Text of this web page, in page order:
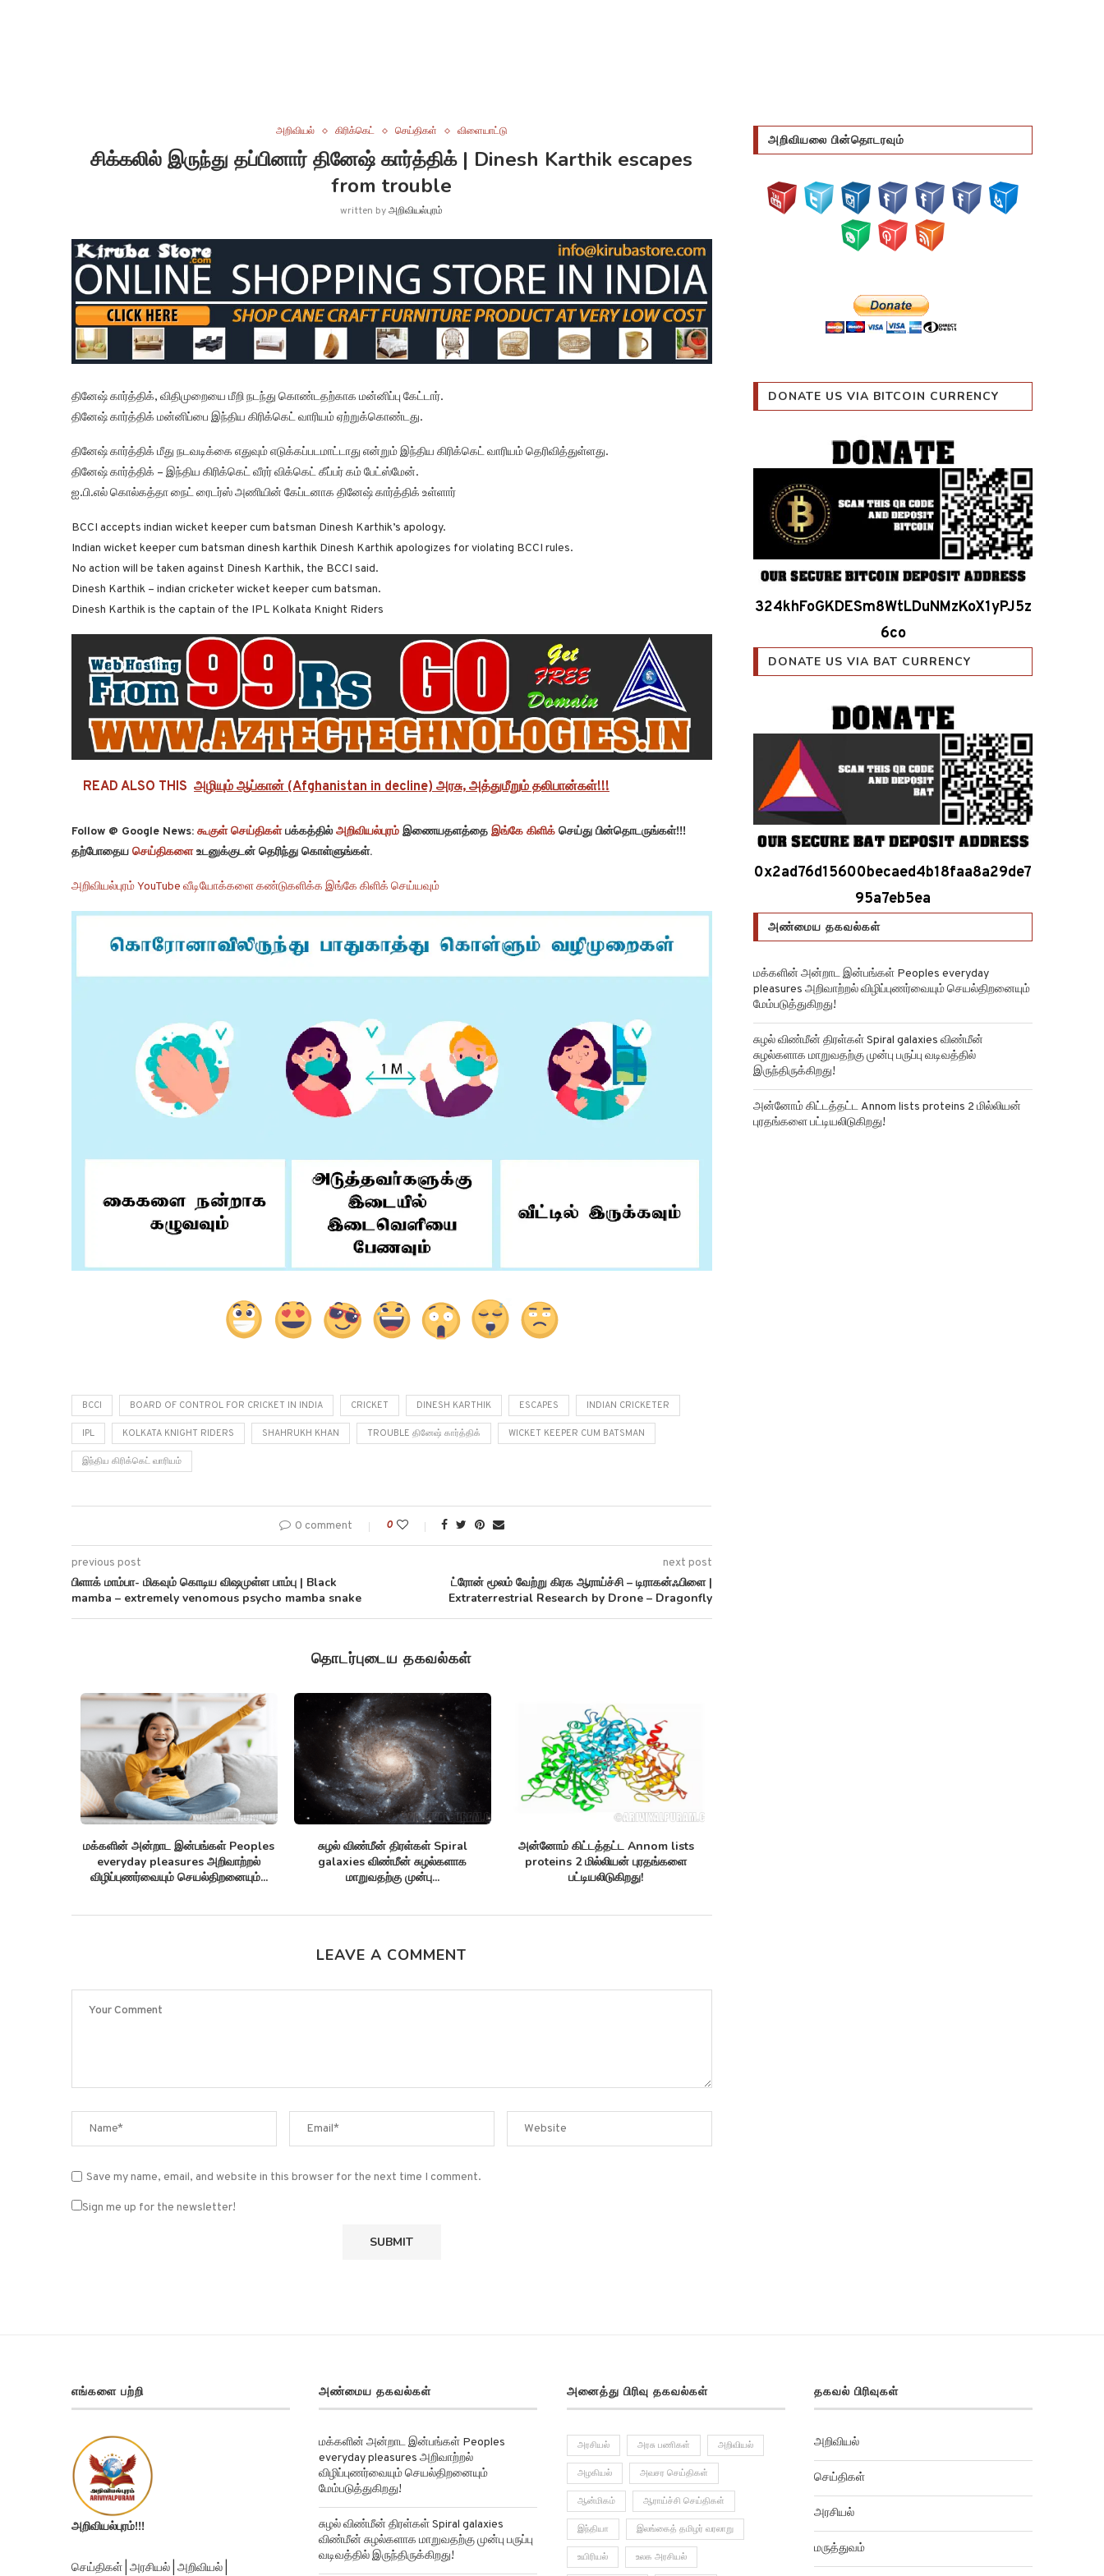
அறிவியல் கிரிக்கெட் செய்திகள் விளையாட்டு
சிக்கலில் இருந்து தப்பினார் தினேஷ் கார்த்திக் | Dinesh Karthik escapes
from trouble
written byஅறிவியல்புரம்
தினேஷ் கார்த்திக், விதிமுறையை மீறி நடந்து கொண்டதற்காக மன்னிப்பு கேட்டார்.
தினேஷ் கார்த்திக் மன்னிப்பை இந்திய கிரிக்கெட் வாரியம் ஏற்றுக்கொண்டது.
தினேஷ் கார்த்திக் மீது நடவடிக்கை எதுவும் எடுக்கப்படமாட்டாது என்றும் இந்திய கிரிக்கெட் வாரியம் தெரிவித்துள்ளது.
தினேஷ் கார்த்திக் – இந்திய கிரிக்கெட் வீரர் விக்கெட் கீப்பர் கம் பேட்ஸ்மேன்.
ஐ.பி.எல் கொல்கத்தா நைட் ரைடர்ஸ் அணியின் கேப்டனாக தினேஷ் கார்த்திக் உள்ளார்
BCCI accepts indian wicket keeper cum batsman Dinesh Karthik’s apology.
Indian wicket keeper cum batsman dinesh karthik Dinesh Karthik apologizes for violating BCCI rules.
No action will be taken against Dinesh Karthik, the BCCI said.
Dinesh Karthik – indian cricketer wicket keeper cum batsman.
Dinesh Karthik is the captain of the IPL Kolkata Knight Riders
READ ALSO THIS அழியும் ஆப்கான் (Afghanistan in decline) அரசு, அத்துமீறும் தலிபான்கள்!!!
Follow @ Google News: கூகுள் செய்திகள்பக்கத்தில் அறிவியல்புரம் இணையதளத்தை இங்கே கிளிக் செய்து பின்தொடருங்கள்!!!
தற்போதைய செய்திகளைஉடனுக்குடன் தெரிந்து கொள்ளுங்கள்.
அறிவியல்புரம் YouTube வீடியோக்களை கண்டுகளிக்க இங்கே கிளிக் செய்யவும்
BCCI BOARD OF CONTROL FOR CRICKET IN INDIA CRICKET DINESH KARTHIK ESCAPES INDIAN CRICKETER
IPL KOLKATA KNIGHT RIDERS SHAHRUKH KHAN TROUBLE தினேஷ் கார்த்திக் WICKET KEEPER CUM BATSMAN
இந்திய கிரிக்கெட் வாரியம்
0 comment 0
previous post
பிளாக் மாம்பா- மிகவும் கொடிய விஷமுள்ள பாம்பு | Black
mamba – extremely venomous psycho mamba snake
next post
ட்ரோன் மூலம் வேற்று கிரக ஆராய்ச்சி – டிராகன்ஃபிளை |
Extraterrestrial Research by Drone – Dragonfly
தொடர்புடைய தகவல்கள்
ஒரு தொலைத்தொடர்பு கேபிள் Monitor
arctic sea ice ஆர்க்டிக்கில் கடல்...
செயற்கை நுண்ணுயிர் எதிர்ப்பிகள்
Synthetic antibiotics மருந்து-எதிர்ப்பு
சூப்பர்பக்குகளுக்கு எதிராக
செவ்வாய் கிரகத்தில் சாத்தியமான
Climate patterns on mars பருவ
காலநிலை...
அறிவியலை பின்தொடரவும்
DONATE US VIA BITCOIN CURRENCY
324khFoGKDESm8WtLDuNMzKoX1yPJ5z
6co
DONATE US VIA BAT CURRENCY
0x2ad76d15600becaed4b18faa8a29de7
95a7eb5ea
அண்மைய தகவல்கள்
மக்களின் அன்றாட இன்பங்கள் Peoples everyday
pleasures அறிவாற்றல் விழிப்புணர்வையும் செயல்திறனையும்
மேம்படுத்துகிறது!
சுழல் விண்மீன் திரள்கள் Spiral galaxies விண்மீன்
சுழல்களாக மாறுவதற்கு முன்பு பருப்பு வடிவத்தில்
இருந்திருக்கிறது!
அன்னோம் கிட்டத்தட்ட Annom lists proteins 2 மில்லியன்
புரதங்களை பட்டியலிடுகிறது!
எங்களை பற்றி அண்மைய தகவல்கள்
மக்களின் அன்றாட இன்பங்கள் Peoples
everyday pleasures அறிவாற்றல்
விழிப்புணர்வையும் செயல்திறனையும்
மேம்படுத்துகிறது!
சுழல் விண்மீன் திரள்கள் Spiral galaxies
விண்மீன் சுழல்களாக மாறுவதற்கு முன்பு பருப்பு
வடிவத்தில் இருந்திருக்கிறது!
அனைத்து பிரிவு தகவல்கள்
அரசியல் அரசு பணிகள் அறிவியல்
அழகியல் அவசர செய்திகள்
ஆன்மிகம் ஆராய்ச்சி செய்திகள்
இந்தியா இலங்கைத் தமிழர் வரலாறு
உயிரியல் உலக அரசியல்
தகவல் பிரிவுகள்
அறிவியல்
செய்திகள்
அரசியல்
மருத்துவம்